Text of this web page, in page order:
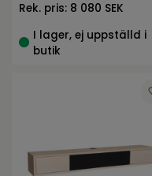
Rek. pris: 8 080 SEK
I lager, ej uppställd i
butik